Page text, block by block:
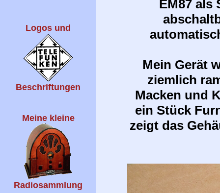
Logos und
Beschriftungen
Meine kleine
Radiosammlung
EM87 als
Mein Gerät
ziemlich
Macken und
ein Stück
zeigt das